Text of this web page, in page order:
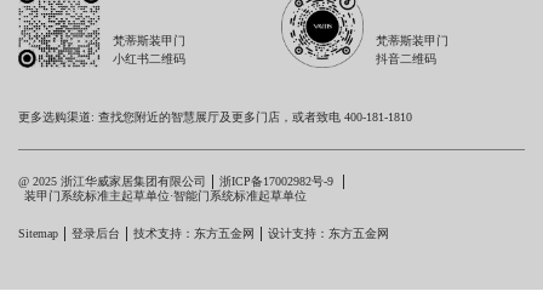
梵蒂斯装甲门
小红书二维码
梵蒂斯装甲门
抖音二维码
更多选购渠道: 查找您附近的智慧展厅及更多门店，或者致电 400-181-1810
@ 2025 浙江华威家居集团有限公司
浙ICP备17002982号-9
装甲门系统标准主起草单位·智能门系统标准起草单位
Sitemap 登录后台 技术支持：东方五金网 设计支持：东方五金网